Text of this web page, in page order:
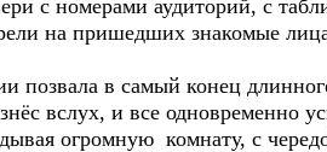
с номерами аудиторий, с
на пришедших знакомые
позвала в самый конец
вслух, и все одновременно
огромную комнату, с